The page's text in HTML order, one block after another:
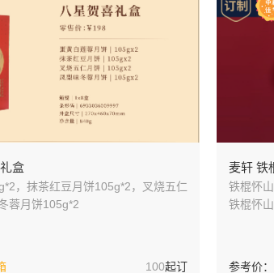
盒
，抹茶红豆月饼105g*2，叉烧五仁
蓉月饼105g*2
100起订
麦轩 铁
铁棍怀
铁棍怀
参考价：